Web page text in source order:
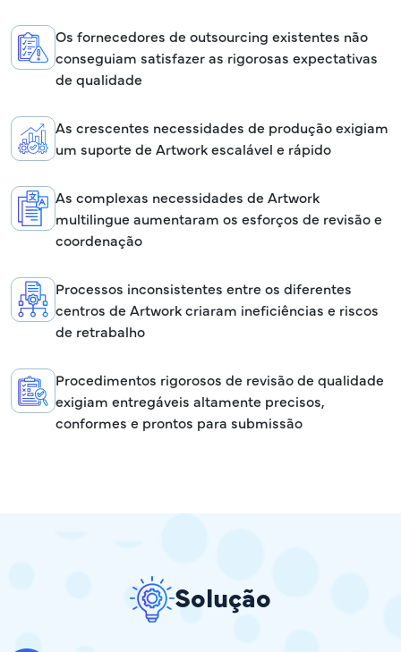
Os fornecedores de outsourcing existentes não
conseguiam satisfazer as rigorosas expectativas
de qualidade
As crescentes necessidades de produção exigiam
um suporte de Artwork escalável e rápido
As complexas necessidades de Artwork
multilingue aumentaram os esforços de revisão e
coordenação
Processos inconsistentes entre os diferentes
centros de Artwork criaram ineficiências e riscos
de retrabalho
Procedimentos rigorosos de revisão de qualidade
exigiam entregáveis altamente precisos,
conformes e prontos para submissão
Solução